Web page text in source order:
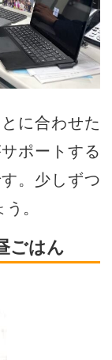
に合わせた
ポートする
。少しずつ
。
ごはん